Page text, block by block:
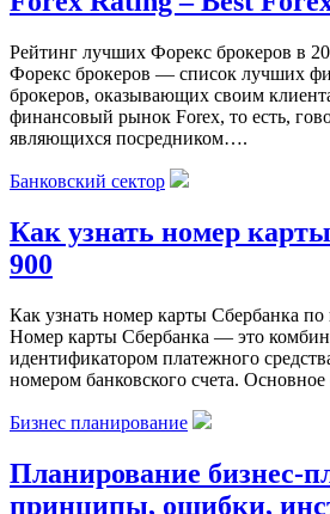
Рейтинг лучших Форекс брокеров в
Форекс брокеров — список лучших
брокеров, оказывающих своим
финансовый рынок Forex, то есть,
являющихся посредником….
Банковский сектор
Как узнать номер
900
Как узнать номер карты Сбербанка по
Номер карты Сбербанка — это
идентификатором платежного
номером банковского счета.
Бизнес планирование
Планирование бизнес-
принципы, ошибки,